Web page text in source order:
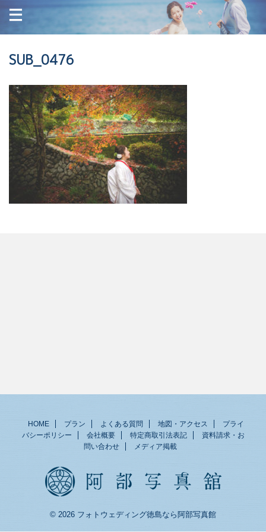
SUB_0476
HOME プラン よくある質問 地図・アクセス
プライ
バシーポリシー
会社概要 特定商取引法表記
資料請求・お
問い合わせ
メディア掲載
© 2026 フォトウェディング徳島なら阿部写真館